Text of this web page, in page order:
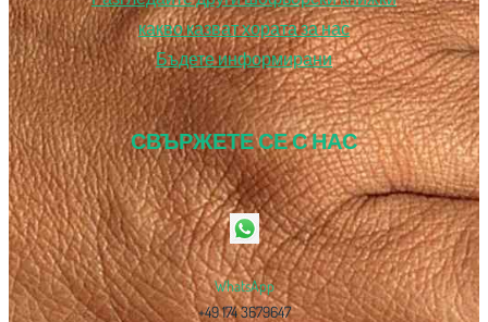
какво казват хората за нас
Бъдете информирани
СВЪРЖЕТЕ СЕ С НАС
WhatsApp
+49 174 3679647